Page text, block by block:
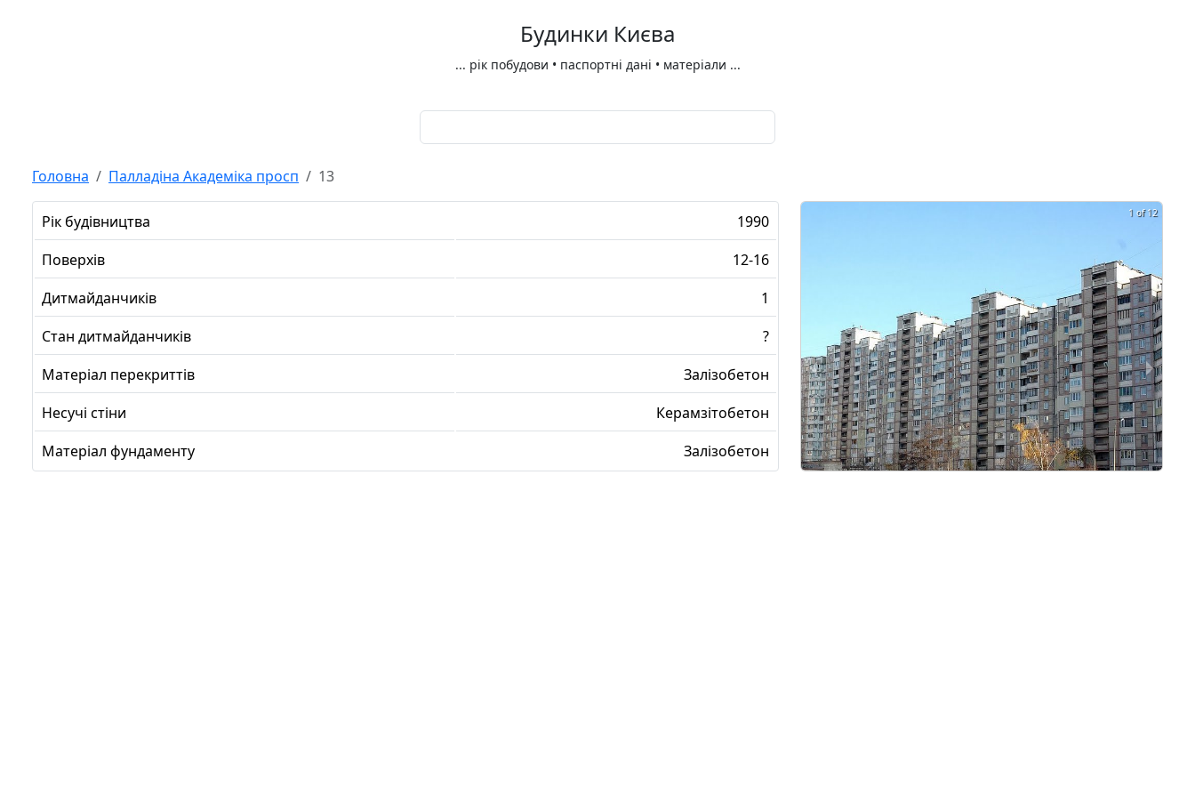
Будинки Києва
... рік побудови • паспортні дані • матеріали ...
Головна Палладіна Академіка просп 13
Рік будівництва
1990
Поверхів
12-16
Дитмайданчиків
1
Стан дитмайданчиків
?
Матеріал перекриттів
Залізобетон
Несучі стіни
Керамзітобетон
Матеріал фундаменту
Залізобетон
1 of 12